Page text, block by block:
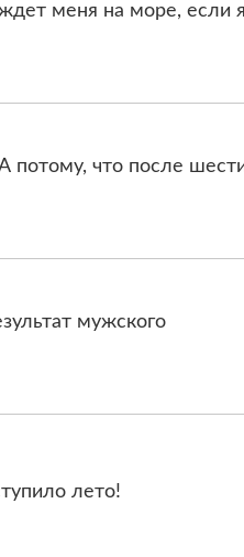
меня на море, если
потому, что после
мужского
лето!